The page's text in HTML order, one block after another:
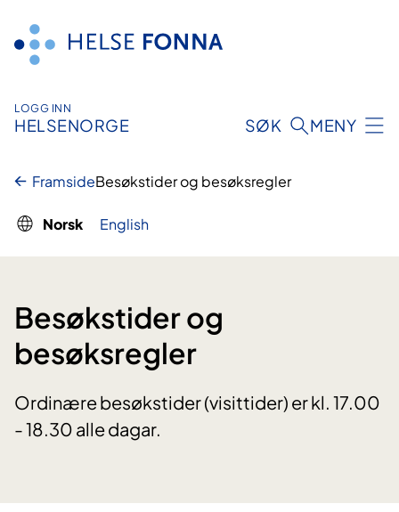
innhald
LOGG INN
HELSENORGE SØK MENY
FramsideBesøkstider og besøksregler
Norsk English
Besøkstider og
besøksregler
Ordinære besøkstider (visittider) er kl. 17.00
- 18.30 alle dagar.